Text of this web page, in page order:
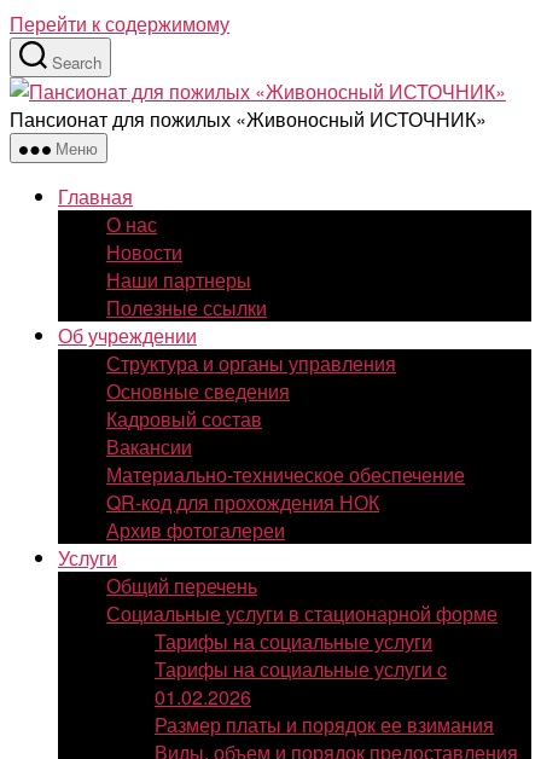
Перейти к содержимому
Search
Пансионат для пожилых «Живоносный ИСТОЧНИК»
Меню
Главная
О нас
Новости
Наши партнеры
Полезные ссылки
Об учреждении
Структура и органы управления
Основные сведения
Кадровый состав
Вакансии
Материально-техническое обеспечение
QR-код для прохождения НОК
Архив фотогалереи
Услуги
Общий перечень
Социальные услуги в стационарной форме
Тарифы на социальные услуги
Тарифы на социальные услуги c
01.02.2026
Размер платы и порядок ее взимания
Виды, объем и порядок предоставления